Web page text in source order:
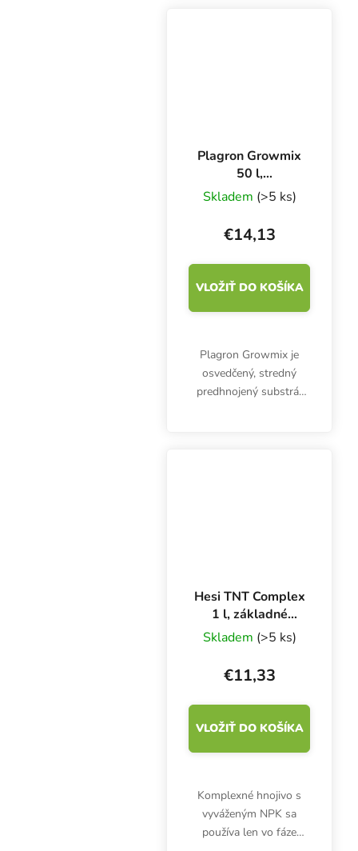
Plagron Growmix
50 l,
pestovateľské
médium bez
perlitu
Skladem (>5 ks)
€14,13
VLOŽIŤ DO KOŠÍKA
Plagron Growmix je
osvedčený, stredný
predhnojený substrát
Hesi TNT Complex
1 l, základné
hnojivo pre rast
Skladem (>5 ks)
€11,33
VLOŽIŤ DO KOŠÍKA
Komplexné hnojivo s
vyváženým NPK sa
používa len vo fáze